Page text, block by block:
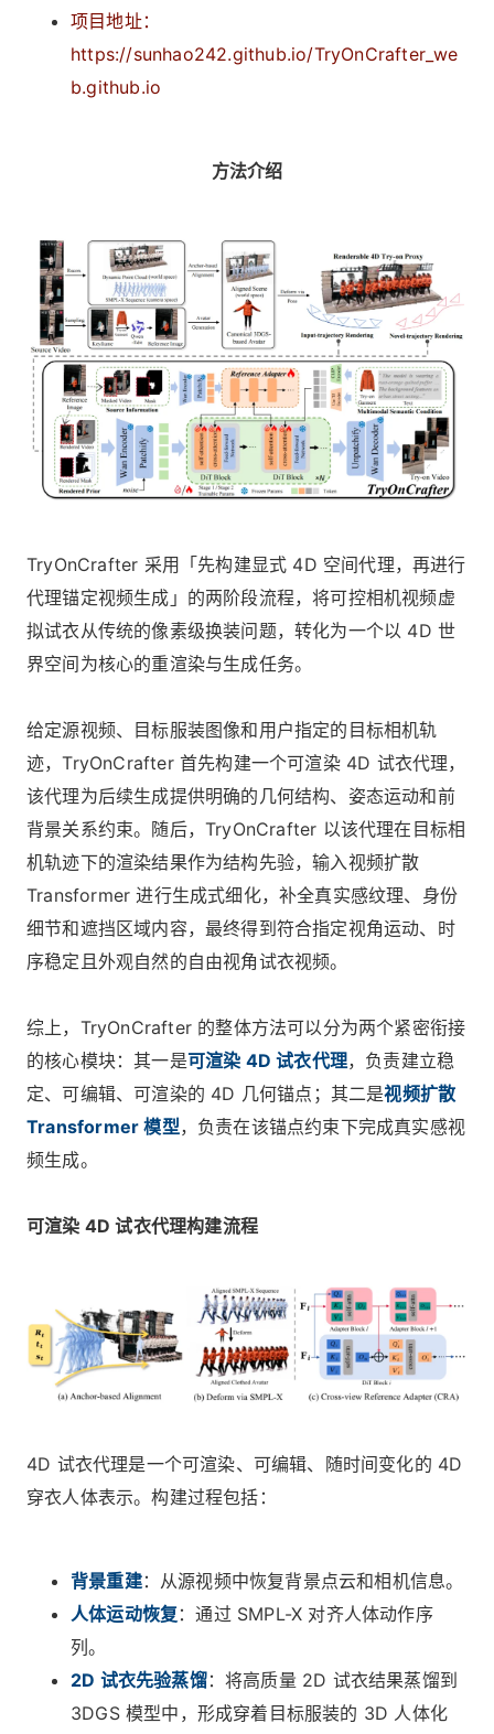
项目地址：
https://sunhao242.github.io/TryOnCrafter_we
b.github.io
方法介绍
TryOnCrafter 采用「先构建显式 4D 空间代理，再进行
代理锚定视频生成」的两阶段流程，将可控相机视频虚
拟试衣从传统的像素级换装问题，转化为一个以 4D 世
界空间为核心的重渲染与生成任务。
给定源视频、目标服装图像和用户指定的目标相机轨
迹，TryOnCrafter 首先构建一个可渲染 4D 试衣代理，
该代理为后续生成提供明确的几何结构、姿态运动和前
背景关系约束。随后，TryOnCrafter 以该代理在目标相
机轨迹下的渲染结果作为结构先验，输入视频扩散
Transformer 进行生成式细化，补全真实感纹理、身份
细节和遮挡区域内容，最终得到符合指定视角运动、时
序稳定且外观自然的自由视角试衣视频。
综上，TryOnCrafter 的整体方法可以分为两个紧密衔接
的核心模块：其一是可渲染 4D 试衣代理，负责建立稳
定、可编辑、可渲染的 4D 几何锚点；其二是视频扩散
Transformer 模型，负责在该锚点约束下完成真实感视
频生成。
可渲染 4D 试衣代理构建流程
4D 试衣代理是一个可渲染、可编辑、随时间变化的 4D
穿衣人体表示。构建过程包括：
背景重建：从源视频中恢复背景点云和相机信息。
人体运动恢复 ：通过 SMPL-X 对齐人体动作序
列。
2D 试衣先验蒸馏：将高质量 2D 试衣结果蒸馏到
3DGS 模型中，形成穿着目标服装的 3D 人体化